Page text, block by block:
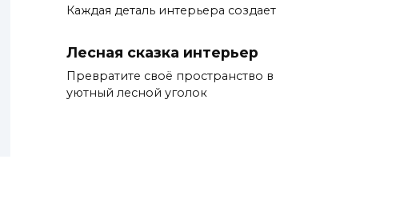
Каждая деталь интерьера создает
Лесная сказка интерьер
Превратите своё пространство в
уютный лесной уголок